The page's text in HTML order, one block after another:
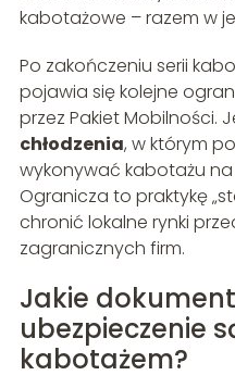
kabotażowe – razem w
Po zakończeniu serii
pojawia się kolejne
przez Pakiet Mobilności.
chłodzenia, w którym
wykonywać kabotażu
Ogranicza to praktykę
chronić lokalne rynki
zagranicznych firm.
Jakie
ubezpieczenie
kabotażem?